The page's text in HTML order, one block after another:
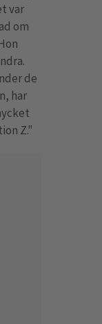
var
om
de
har
Z."